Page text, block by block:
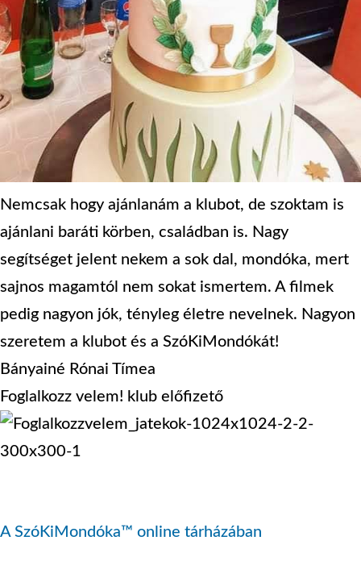
Nemcsak hogy ajánlanám a klubot, de szoktam is
ajánlani baráti körben, családban is. Nagy
segítséget jelent nekem a sok dal, mondóka, mert
sajnos magamtól nem sokat ismertem. A filmek
pedig nagyon jók, tényleg életre nevelnek. Nagyon
szeretem a klubot és a SzóKiMondókát!
Bányainé Rónai Tímea
Foglalkozz velem! klub előfizető
A SzóKiMondóka™ online tárházában